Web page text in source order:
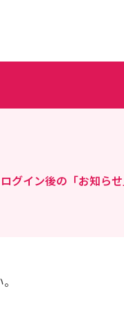
ログイン後の「お知ら